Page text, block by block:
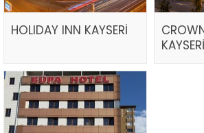
HOLIDAY INN KAYSERİ
KAYSERİ